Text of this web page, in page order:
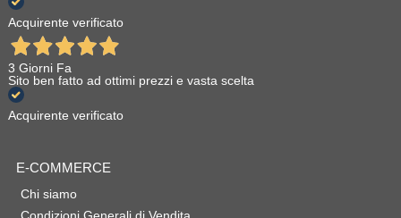
Acquirente verificato
3 Giorni Fa
Sito ben fatto ad ottimi prezzi e vasta scelta
Acquirente verificato
E-COMMERCE
Chi siamo